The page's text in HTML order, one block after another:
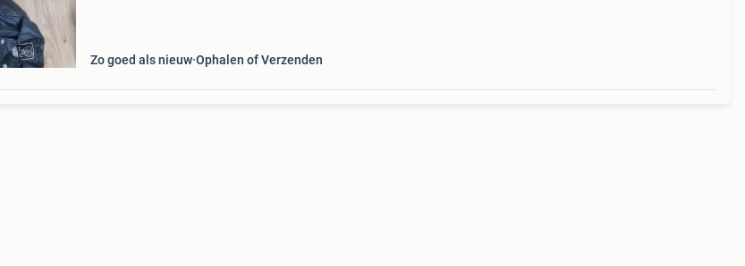
Zo goed als nieuw Ophalen of Verzenden